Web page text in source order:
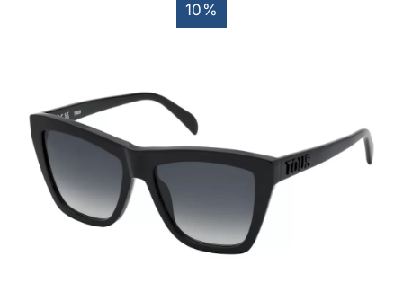
10%